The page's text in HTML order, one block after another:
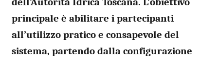
principale è abilitare i partecipanti
all’utilizzo pratico e consapevole del
sistema, partendo dalla configurazione